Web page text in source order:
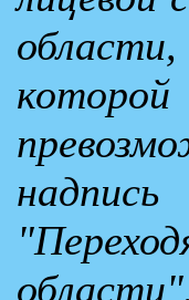
области".